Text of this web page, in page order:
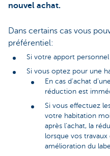
nouvel achat.
Dans certains cas vous
préférentiel:
Si votre apport
Si vous optez pour une
En cas d'achat
réduction est
Si vous effectuez
votre habitation
après l’achat, la
lorsque vos
amélioration du